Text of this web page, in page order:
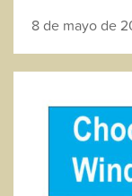
8 de mayo de